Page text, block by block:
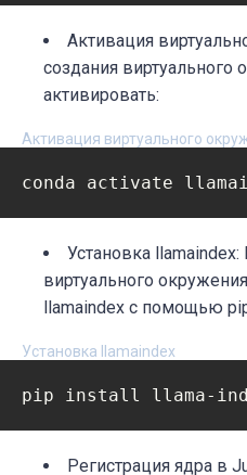
Активация
создания виртуального
активировать:
Активация виртуального
Установка
виртуального
llamaindex с помощью
Установка llamaindex
Регистрация ядра в